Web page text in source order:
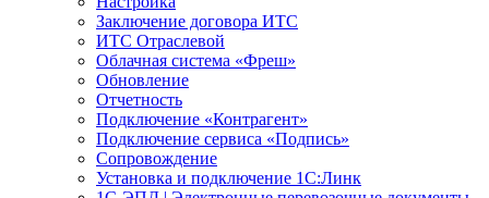
Заключение договора ИТС
ИТС Отраслевой
Облачная система «Фреш»
Обновление
Отчетность
Подключение «Контрагент»
Подключение сервиса «Подпись»
Сопровождение
Установка и подключение 1С:Линк